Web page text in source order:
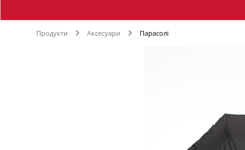
Продукти Аксесуари Парасолі